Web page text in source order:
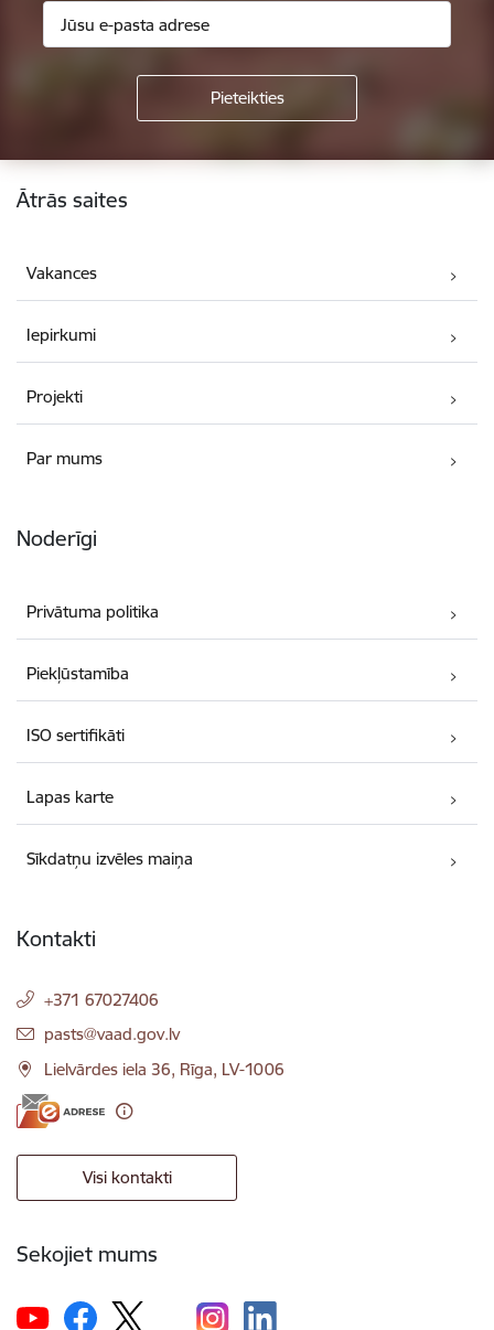
Kājene
Ātrās saites
Vakances
Iepirkumi
Projekti
Par mums
Noderīgi
Privātuma politika
Piekļūstamība
ISO sertifikāti
Lapas karte
Sīkdatņu izvēles maiņa
Kontakti
+371 67027406
E-pasts:
pasts@vaad.gov.lv
Lielvārdes iela 36, Rīga, LV-1006
Visi kontakti
Sekojiet mums